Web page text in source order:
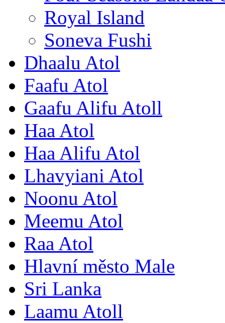
Royal Island
Soneva Fushi
Dhaalu Atol
Faafu Atol
Gaafu Alifu Atoll
Haa Atol
Haa Alifu Atol
Lhavyiani Atol
Noonu Atol
Meemu Atol
Raa Atol
Hlavní město Male
Sri Lanka
Laamu Atoll